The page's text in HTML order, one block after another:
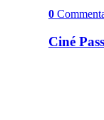
0
Ciné